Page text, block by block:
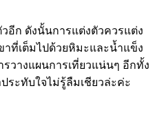
อีก ดังนั้นการแต่งตัวควรแต่ง
าที่เต็มไปด้วยหิมะและน้ำแข็ง
วางแผนการเที่ยวแน่นๆ อีกทั้ง
ระทับใจไม่รู้ลืมเชียวล่ะค่ะ